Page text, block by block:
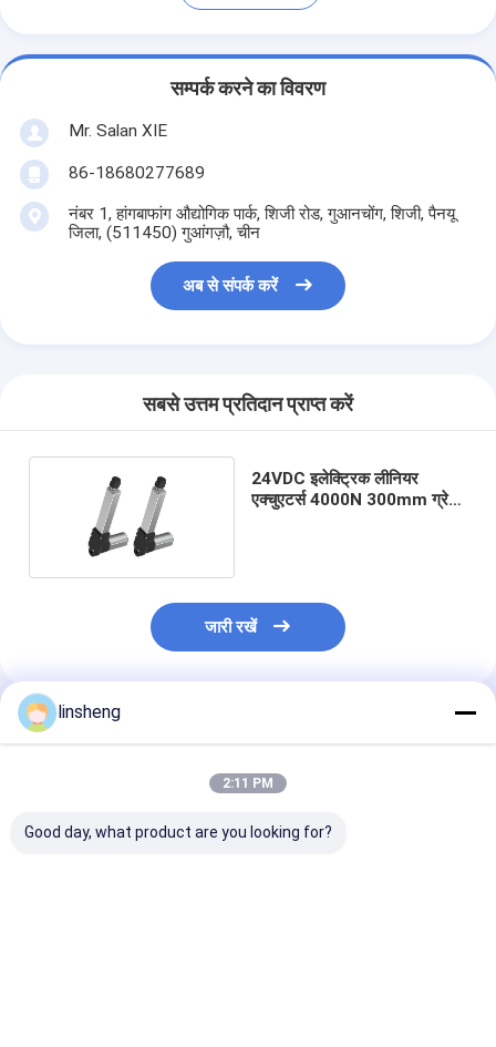
सम्पर्क करने का विवरण
Mr. Salan XIE
86-18680277689
नंबर 1, हांगबाफांग औद्योगिक पार्क, शिजी रोड, गुआनचोंग, शिजी, पैनयू
जिला, (511450) गुआंगज़ौ, चीन
अब से संपर्क करें
सबसे उत्तम प्रतिदान प्राप्त करें
24VDC इलेक्ट्रिक लीनियर
एक्चुएटर्स 4000N 300mm ग्रेट
जारी रखें
अनुशंसित उत्पाद
linsheng
2:11 PM
Good day, what product are you looking for?